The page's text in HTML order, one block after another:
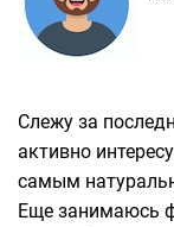
Слежу за
активно
самым
Еще занимаюсь